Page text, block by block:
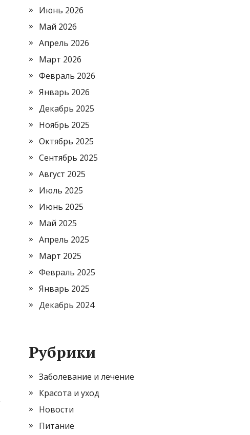
Июнь 2026
Май 2026
Апрель 2026
Март 2026
Февраль 2026
Январь 2026
Декабрь 2025
Ноябрь 2025
Октябрь 2025
Сентябрь 2025
Август 2025
Июль 2025
Июнь 2025
Май 2025
Апрель 2025
Март 2025
Февраль 2025
Январь 2025
Декабрь 2024
Рубрики
Заболевание и лечение
Красота и уход
Новости
Питание